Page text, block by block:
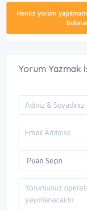
Henüz yorum
Yorum Yazmak